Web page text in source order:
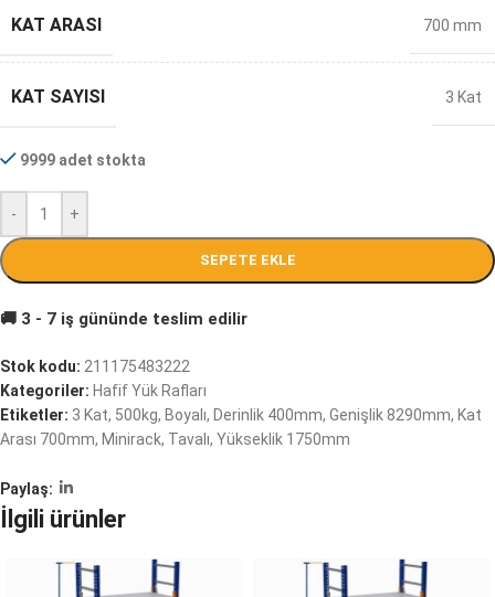
KAT ARASI 700 mm
KAT SAYISI 3 Kat
9999 adet stokta
- +
SEPETE EKLE
Stok kodu: 211175483222
Kategoriler: Hafif Yük Rafları
Etiketler: 3 Kat, 500kg, Boyalı, Derinlik 400mm, Genişlik 8290mm, Kat
Arası 700mm, Minirack, Tavalı, Yükseklik 1750mm
Paylaş:
İlgili ürünler